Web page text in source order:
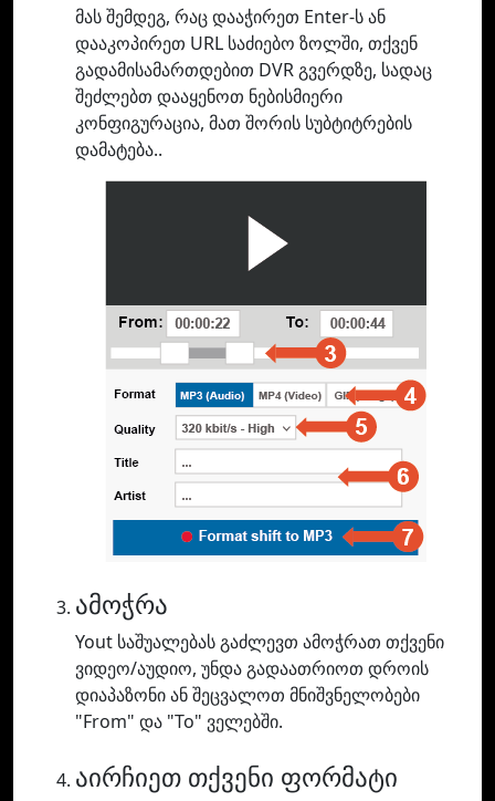
მას შემდეგ, რაც დააჭირეთ Enter-ს ან
დააკოპირეთ URL საძიებო ზოლში, თქვენ
გადამისამართდებით DVR გვერდზე, სადაც
შეძლებთ დააყენოთ ნებისმიერი
კონფიგურაცია, მათ შორის სუბტიტრების
დამატება..
ამოჭრა
Yout საშუალებას გაძლევთ ამოჭრათ თქვენი
ვიდეო/აუდიო, უნდა გადაათრიოთ დროის
დიაპაზონი ან შეცვალოთ მნიშვნელობები
"From" და "To" ველებში.
აირჩიეთ თქვენი ფორმატი